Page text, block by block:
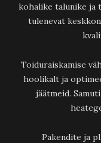
kohalike talunike ja
tulenevat
Toiduraiskamise
hoolikalt ja
jäätmeid.
Pakendite ja